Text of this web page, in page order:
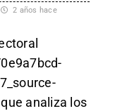
2 años hace
analiza los